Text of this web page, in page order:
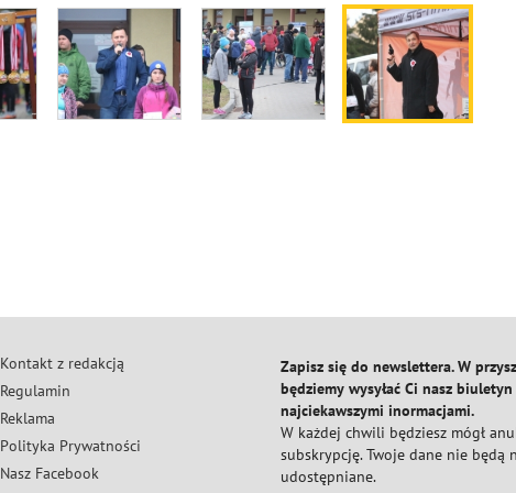
Kontakt z redakcją
Regulamin
Reklama
Polityka Prywatności
Nasz Facebook
Zapisz się do newslettera. W
będziemy wysyłać Ci nasz biuletyn
najciekawszymi inormacjami.
W każdej chwili będziesz mógł
subskrypcję. Twoje dane nie będą
udostępniane.